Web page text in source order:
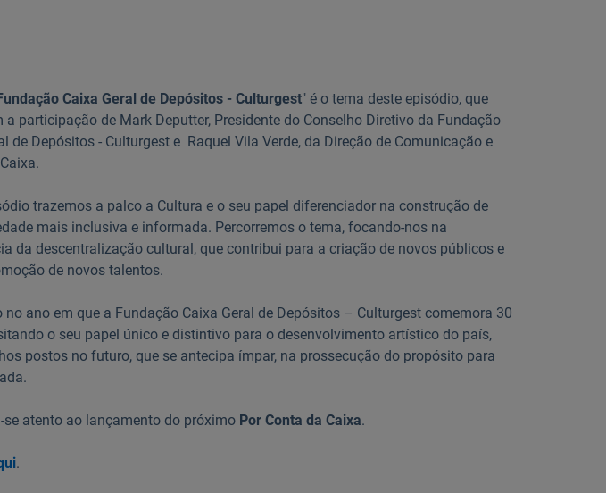
Caixa Geral de Depósitos - Culturgest" é o tema deste episódio, que
a participação de Mark Deputter, Presidente do Conselho Diretivo da Fundação
de Depósitos - Culturgest e Raquel Vila Verde, da Direção de Comunicação e
trazemos a palco a Cultura e o seu papel diferenciador na construção de
mais inclusiva e informada. Percorremos o tema, focando-nos na
da descentralização cultural, que contribui para a criação de novos públicos e
de novos talentos.
no ano em que a Fundação Caixa Geral de Depósitos – Culturgest comemora 30
o seu papel único e distintivo para o desenvolvimento artístico do país,
postos no futuro, que se antecipa ímpar, na prossecução do propósito para
se atento ao lançamento do próximo Por Conta da Caixa.
.